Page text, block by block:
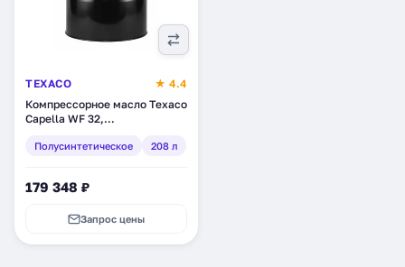
TEXACO
★ 4.4
Компрессорное масло Texaco
Capella WF 32,
(801567DEE)
Полусинтетическое 208 л
179 348 ₽
Запрос цены